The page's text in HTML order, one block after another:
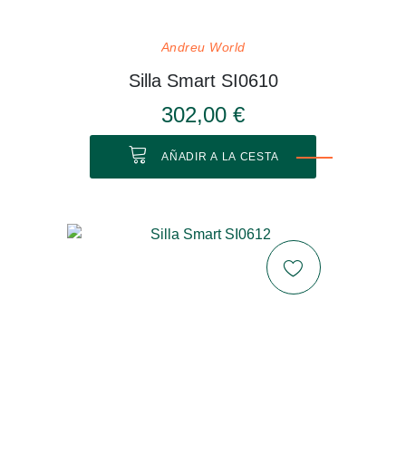
Andreu World
Silla Smart SI0610
302,00 €
AÑADIR A LA CESTA